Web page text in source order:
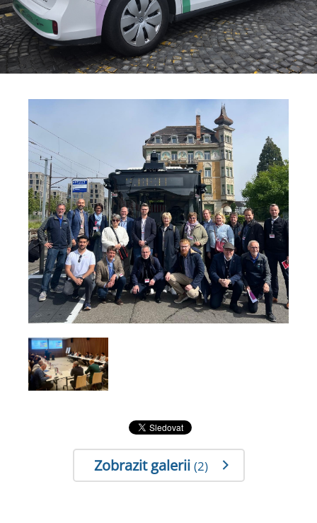
Zobrazit galerii (2)